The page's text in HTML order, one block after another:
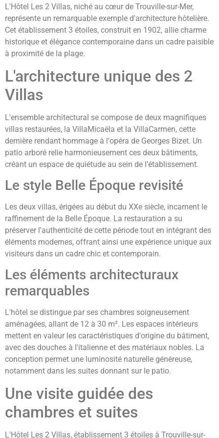
L'Hôtel Les 2 Villas, niché au cœur de Trouville-sur-Mer,
représente un remarquable exemple d'architecture hôtelière.
Cet établissement 3 étoiles, construit en 1902, allie charme
historique et élégance contemporaine dans un cadre paisible
à proximité de la plage.
L'architecture unique des 2
Villas
L'ensemble architectural se compose de deux magnifiques
villas restaurées, la VillaMicaëla et la VillaCarmen, cette
dernière rendant hommage à l'opéra de Georges Bizet. Un
patio arboré relie harmonieusement ces deux bâtiments,
créant un espace de quiétude au sein de l'établissement.
Le style Belle Époque revisité
Les deux villas, érigées au début du XXe siècle, incarnent le
raffinement de la Belle Époque. La restauration a su
préserver l'authenticité de cette période tout en intégrant des
éléments modernes, offrant ainsi une expérience unique aux
visiteurs dans un cadre chic et contemporain.
Les éléments architecturaux
remarquables
L'hôtel se distingue par ses chambres soigneusement
aménagées, allant de 12 à 30 m². Les espaces intérieurs
mettent en valeur les caractéristiques d'origine du bâtiment,
avec des douches à l'italienne et des matériaux nobles. La
conception permet une luminosité naturelle généreuse,
notamment dans les suites donnant sur le patio.
Une visite guidée des
chambres et suites
L'Hôtel Les 2 Villas, établissement 3 étoiles à Trouville-sur-